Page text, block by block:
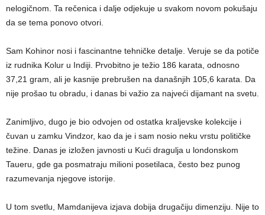
nelogičnom. Ta rečenica i dalje odjekuje u svakom novom pokušaju
da se tema ponovo otvori.
Sam Kohinor nosi i fascinantne tehničke detalje. Veruje se da potiče
iz rudnika Kolur u Indiji. Prvobitno je težio 186 karata, odnosno
37,21 gram, ali je kasnije prebrušen na današnjih 105,6 karata. Da
nije prošao tu obradu, i danas bi važio za najveći dijamant na svetu.
Zanimljivo, dugo je bio odvojen od ostatka kraljevske kolekcije i
čuvan u zamku Vindzor, kao da je i sam nosio neku vrstu političke
težine. Danas je izložen javnosti u Kući dragulja u londonskom
Taueru, gde ga posmatraju milioni posetilaca, često bez punog
razumevanja njegove istorije.
U tom svetlu, Mamdanijeva izjava dobija drugačiju dimenziju. Nije to